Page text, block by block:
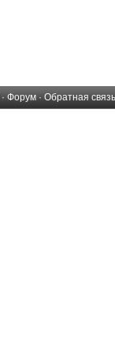
· Форум · Обратная связь